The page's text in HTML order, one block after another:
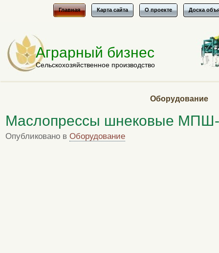
Главная Карта сайта О проекте Доска
Аграрный бизнес
Сельскохозяйственное производство
Оборудование
Маслопрессы шнековые
Опубликовано в Оборудование